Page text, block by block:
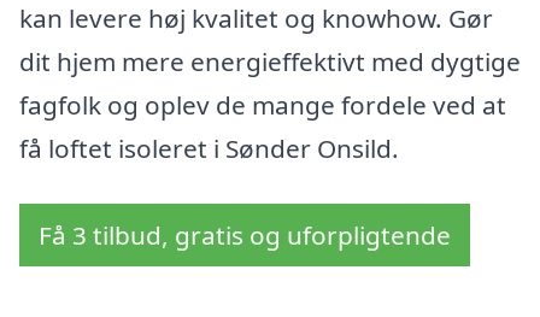
kan levere høj kvalitet og knowhow. Gør
dit hjem mere energieffektivt med dygtige
fagfolk og oplev de mange fordele ved at
få loftet isoleret i Sønder Onsild.
Få 3 tilbud, gratis og uforpligtende